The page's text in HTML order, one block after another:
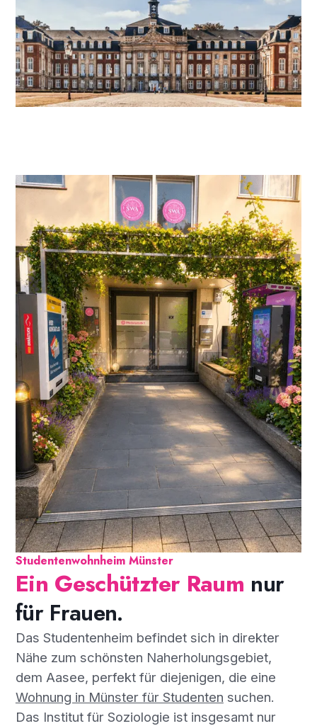
Studentenwohnheim Münster
Ein Geschützter Raum nur
für Frauen.
Das Studentenheim befindet sich in direkter
Nähe zum schönsten Naherholungsgebiet,
dem Aasee, perfekt für diejenigen, die eine
Wohnung in Münster für Studenten suchen.
Das Institut für Soziologie ist insgesamt nur